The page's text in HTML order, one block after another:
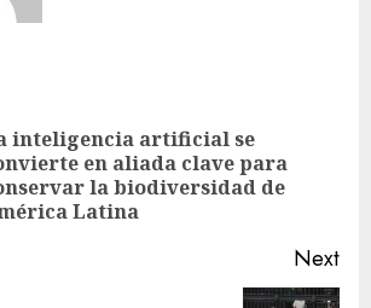
inteligencia artificial se
en aliada clave para
la biodiversidad de
Latina
Next